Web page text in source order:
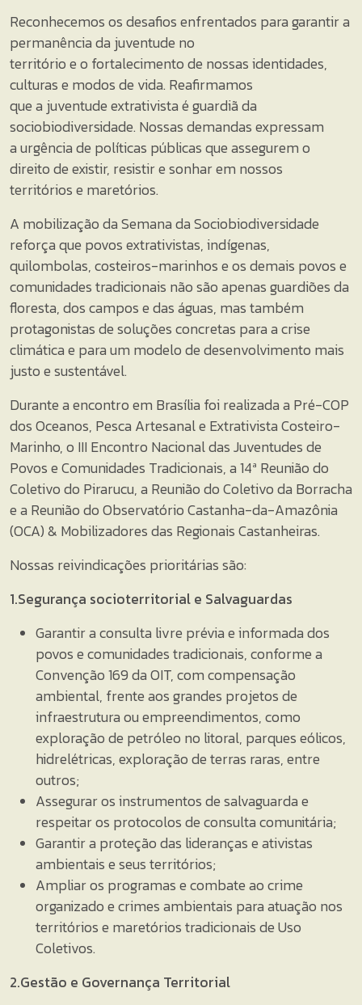
Reconhecemos os desafios enfrentados para garantir a
permanência da juventude no
território e o fortalecimento de nossas identidades,
culturas e modos de vida. Reafirmamos
que a juventude extrativista é guardiã da
sociobiodiversidade. Nossas demandas expressam
a urgência de políticas públicas que assegurem o
direito de existir, resistir e sonhar em nossos
territórios e maretórios.
A mobilização da Semana da Sociobiodiversidade
reforça que povos extrativistas, indígenas,
quilombolas, costeiros-marinhos e os demais povos e
comunidades tradicionais não são apenas guardiões da
floresta, dos campos e das águas, mas também
protagonistas de soluções concretas para a crise
climática e para um modelo de desenvolvimento mais
justo e sustentável.
Durante a encontro em Brasília foi realizada a Pré-COP
dos Oceanos, Pesca Artesanal e Extrativista Costeiro-
Marinho, o III Encontro Nacional das Juventudes de
Povos e Comunidades Tradicionais, a 14ª Reunião do
Coletivo do Pirarucu, a Reunião do Coletivo da Borracha
e a Reunião do Observatório Castanha-da-Amazônia
(OCA) & Mobilizadores das Regionais Castanheiras.
Nossas reivindicações prioritárias são:
1.Segurança socioterritorial e Salvaguardas
Garantir a consulta livre prévia e informada dos
povos e comunidades tradicionais, conforme a
Convenção 169 da OIT, com compensação
ambiental, frente aos grandes projetos de
infraestrutura ou empreendimentos, como
exploração de petróleo no litoral, parques eólicos,
hidrelétricas, exploração de terras raras, entre
outros;
Assegurar os instrumentos de salvaguarda e
respeitar os protocolos de consulta comunitária;
Garantir a proteção das lideranças e ativistas
ambientais e seus territórios;
Ampliar os programas e combate ao crime
organizado e crimes ambientais para atuação nos
territórios e maretórios tradicionais de Uso
Coletivos.
2.Gestão e Governança Territorial